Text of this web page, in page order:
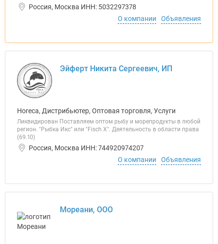
Россия, Москва ИНН: 5032297378
О компании
Объявления
Эйферт Никита Сергеевич, ИП
Horeca, Дистрибьютер, Оптовая торговля, Услуги
Ликвидирован Поставляем оптом рыбу и морепродукты в любой
регион. "Рыбка Икс" или "Fisch X". Деятельность в области права
(69.10)
Россия, Москва ИНН: 744920974207
О компании
Объявления
Мореани, ООО